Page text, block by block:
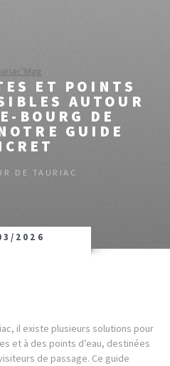
ET POINTS
AUTOUR
BOURG DE
GUIDE
DE TAURIAC
2026
il existe plusieurs solutions pour
et à des points d’eau, destinées
de passage. Ce guide